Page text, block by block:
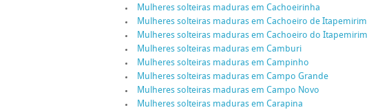
Mulheres solteiras maduras em Cachoeirinha
Mulheres solteiras maduras em Cachoeiro de Itapemirim
Mulheres solteiras maduras em Cachoeiro do Itapemirim
Mulheres solteiras maduras em Camburi
Mulheres solteiras maduras em Campinho
Mulheres solteiras maduras em Campo Grande
Mulheres solteiras maduras em Campo Novo
Mulheres solteiras maduras em Carapina